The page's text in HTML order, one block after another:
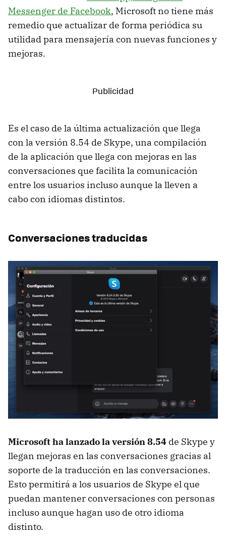
Messenger de Facebook, Microsoft no tiene más
remedio que actualizar de forma periódica su
utilidad para mensajería con nuevas funciones y
mejoras.
Es el caso de la última actualización que llega
con la versión 8.54 de Skype, una compilación
de la aplicación que llega con mejoras en las
conversaciones que facilita la comunicación
entre los usuarios incluso aunque la lleven a
cabo con idiomas distintos.
Conversaciones traducidas
Microsoft ha lanzado la versión 8.54 de Skype y
llegan mejoras en las conversaciones gracias al
soporte de la traducción en las conversaciones.
Esto permitirá a los usuarios de Skype el que
puedan mantener conversaciones con personas
incluso aunque hagan uso de otro idioma
distinto.